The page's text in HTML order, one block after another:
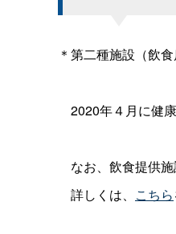
＊第二種施設（飲
2020年４月に健
なお、飲食提供施
詳しくは、 こちら